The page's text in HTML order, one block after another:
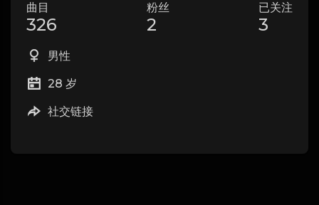
曲目
326
粉丝
2
已关注
3
男性
28 岁
社交链接